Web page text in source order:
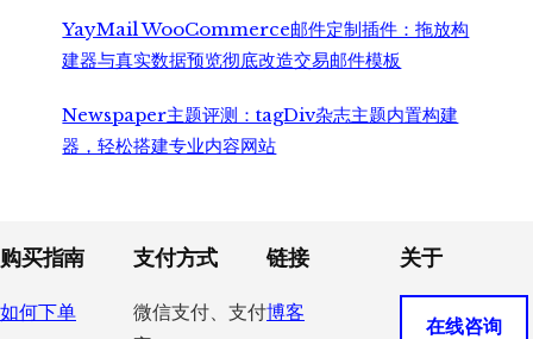
YayMail WooCommerce邮件定制插件：拖放构
建器与真实数据预览彻底改造交易邮件模板
Newspaper主题评测：tagDiv杂志主题内置构建
器，轻松搭建专业内容网站
Footer
购买指南
如何下单
支付方式
微信支付、支付
链接
博客
关于
在线咨询